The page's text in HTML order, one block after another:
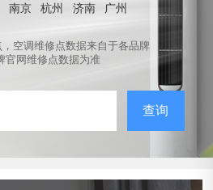
南京 杭州 济南
广州
空调维修点数据来自于各品牌
官网维修点数据为准
查询